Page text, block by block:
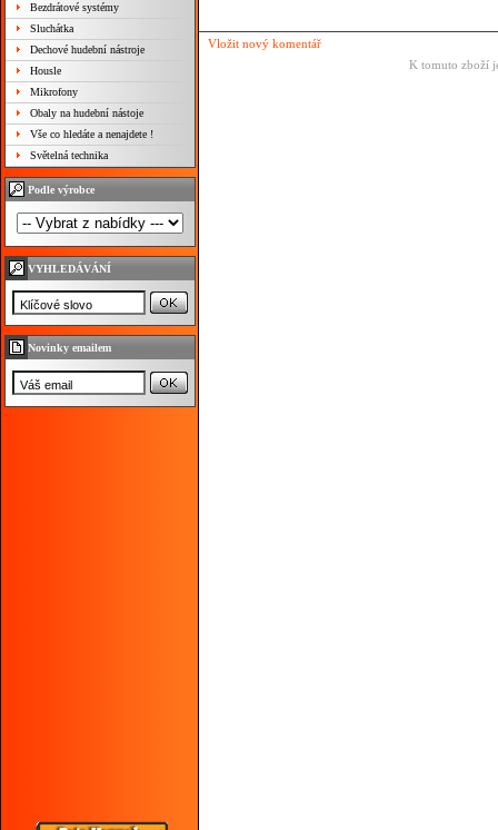
Bezdrátové systémy
Sluchátka
Dechové hudební nástroje
Housle
Mikrofony
Obaly na hudební nástoje
Vše co hledáte a nenajdete !
Světelná technika
Podle výrobce
VYHLEDÁVÁNÍ
Novinky emailem
Vložit nový komentář
K tomuto zboží